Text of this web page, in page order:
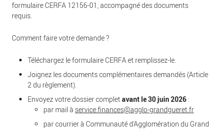
formulaire CERFA 12156-01, accompagné des documents
requis.
Comment faire votre demande ?
Téléchargez le formulaire CERFA et remplissez-le.
Joignez les documents complémentaires demandés (Article
2 du règlement).
Envoyez votre dossier completavant le 30 juin 2026 :
par mail à service.finances@agglo-grandgueret.fr
par courrier à Communauté d'Agglomération du Grand